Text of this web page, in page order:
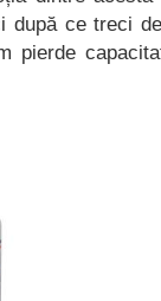
după ce treci
pierde